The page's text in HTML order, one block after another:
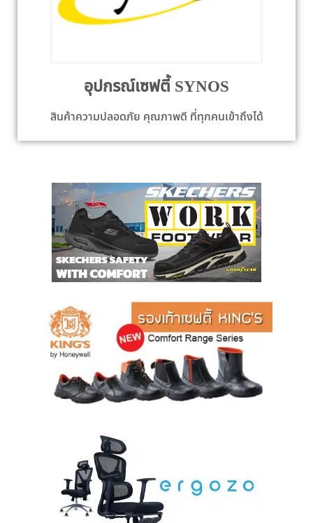
อุปกรณ์เซฟตี้ SYNOS
สินค้าความปลอดภัย คุณภาพดี ที่ทุกคนเข้าถึงได้